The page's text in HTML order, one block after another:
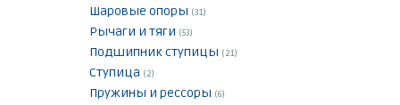
Шаровые опоры (31)
Рычаги и тяги (53)
Подшипник ступицы (21)
Ступица (2)
Пружины и рессоры (6)